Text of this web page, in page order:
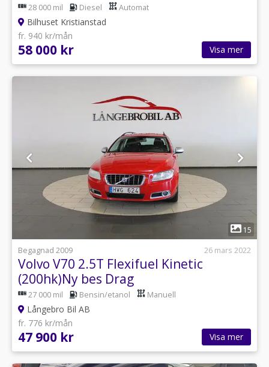
28 000 mil Diesel Automat
Bilhuset Kristianstad
fr. 940 kr/mån
58 000 kr Visa mer
15
Begagnad 2009
26 mars 2022
Volvo V70 2.5T Flexifuel Kinetic
(200hk)Ny bes Drag
27 000 mil Bensin/etanol Manuell
Långebro Bil AB
fr. 776 kr/mån
47 900 kr Visa mer